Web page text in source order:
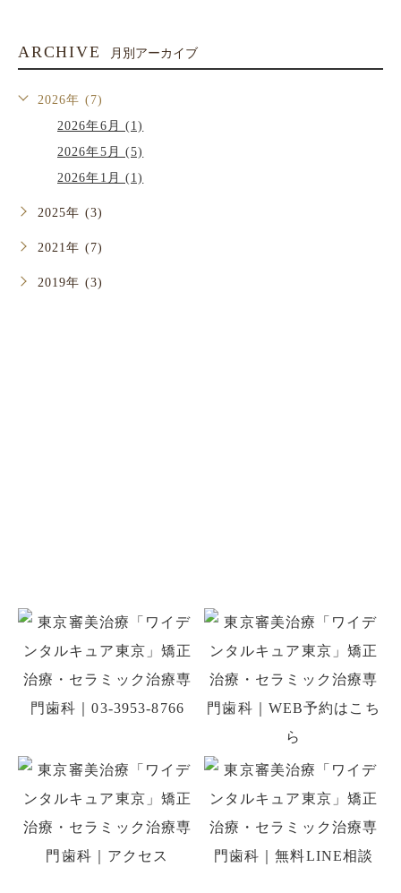
ARCHIVE 月別アーカイブ
2026年 (7)
2026年6月 (1)
2026年5月 (5)
2026年1月 (1)
2025年 (3)
2021年 (7)
2019年 (3)